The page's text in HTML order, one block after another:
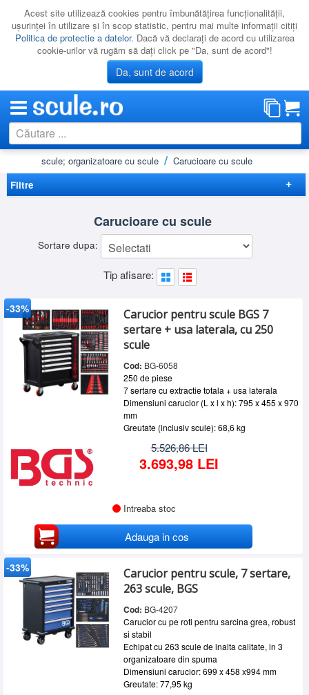
Acest site utilizează cookies pentru îmbunătăţirea funcţionalităţii,
uşurinţei în utilizare şi în scop statistic, pentru mai multe informaţii citiţi
Politica de protectie a datelor. Dacă vă declaraţi de acord cu utilizarea
cookie-urilor vă rugăm să daţi click pe "Da, sunt de acord"!
Da, sunt de acord
CATEGORII
PROMOTII
LICHIDARE
PRODUCATORI
SERVICE
INCHIRIERI
CONTACT
/ pentru scule; organizatoare cu scule
Carucioare cu scule
Filtre
Disponibilitate
Carucioare cu scule
Sortare dupa:
Tip afisare:
-33%
Carucior pentru scule BGS 7
sertare + usa laterala, cu 250
scule
Cod: BG-6058
250 de piese
7 sertare cu extractie totala + usa laterala
Dimensiuni carucior (L x l x h): 795 x 455 x 970
mm
Greutate (inclusiv scule): 68,6 kg
5.526,86 LEI
3.693,98 LEI
Intreaba stoc
Adauga in cos
-33%
Carucior pentru scule, 7 sertare,
263 scule, BGS
Cod: BG-4207
Carucior cu pe roti pentru sarcina grea, robust
si stabil
Echipat cu 263 scule de inalta calitate, in 3
organizatoare din spuma
Dimensiuni carucior: 699 x 458 x994 mm
Greutate: 77,95 kg